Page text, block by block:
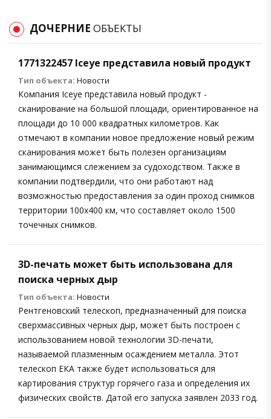
ДОЧЕРНИЕ ОБЪЕКТЫ
1771322457 Iceye представила новый продукт
Тип объекта: Новости
Компания Iceye представила новый продукт -
сканирование на большой площади, ориентированное на
площади до 10 000 квадратных километров. Как
отмечают в компании новое предложение новый режим
сканирования может быть полезен организациям
занимающимся слежением за судоходством. Также в
компании подтвердили, что они работают над
возможностью предоставления за один проход снимков
территории 100х400 км, что составляет около 1500
точечных снимков.
3D-печать может быть использована для
поиска черных дыр
Тип объекта: Новости
Рентгеновский телескоп, предназначенный для поиска
сверхмассивных черных дыр, может быть построен с
использованием новой технологии 3D-печати,
называемой плазменным осаждением металла. Этот
телескоп ЕКА также будет использоваться для
картирования структур горячего газа и определения их
физических свойств. Датой его запуска заявлен 2033 год.